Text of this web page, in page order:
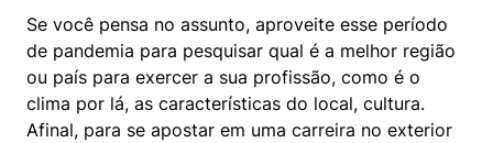
Se você pensa no assunto, aproveite esse período
de pandemia para pesquisar qual é a melhor região
ou país para exercer a sua profissão, como é o
clima por lá, as características do local, cultura.
Afinal, para se apostar em uma carreira no exterior